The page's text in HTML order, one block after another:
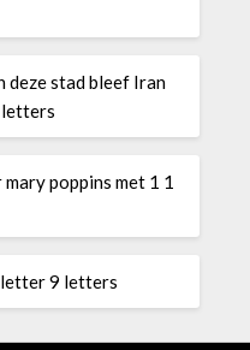
deze stad bleef Iran
letters
poppins met 1 1
9 letters